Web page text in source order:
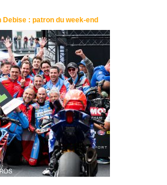
Debise : patron du week-end